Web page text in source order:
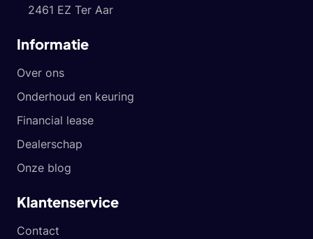
2461 EZ Ter Aar
Informatie
Over ons
Onderhoud en keuring
Financial lease
Dealerschap
Onze blog
Klantenservice
Contact